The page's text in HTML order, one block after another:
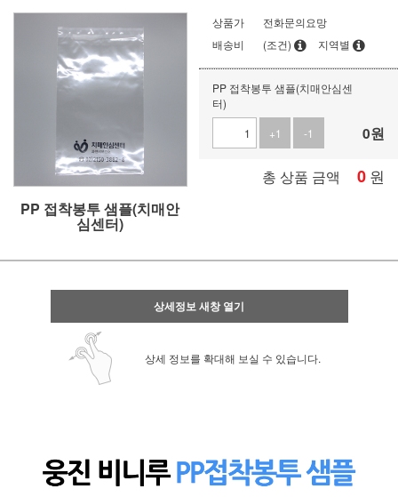
PP 접착봉투 샘플(치매안
심센터)
상품가
전화문의요망
배송비
(조건) 지역별
PP 접착봉투 샘플(치매안심센
터)
+1
-1 0원
총 상품 금액 0 원
상세정보 새창 열기
상세 정보를 확대해 보실 수 있습니다.